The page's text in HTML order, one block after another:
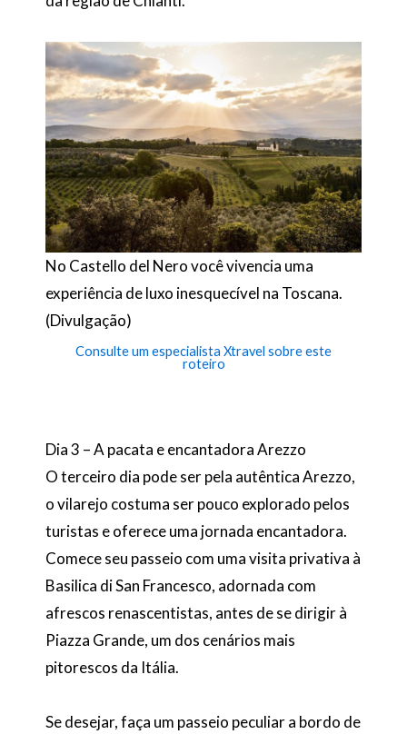
No Castello del Nero você vivencia uma
experiência de luxo inesquecível na Toscana.
(Divulgação)
Consulte um especialista Xtravel sobre este
roteiro
Dia 3 – A pacata e encantadora Arezzo
O terceiro dia pode ser pela autêntica Arezzo,
o vilarejo costuma ser pouco explorado pelos
turistas e oferece uma jornada encantadora.
Comece seu passeio com uma visita privativa à
Basilica di San Francesco, adornada com
afrescos renascentistas, antes de se dirigir à
Piazza Grande, um dos cenários mais
pitorescos da Itália.
Se desejar, faça um passeio peculiar a bordo de